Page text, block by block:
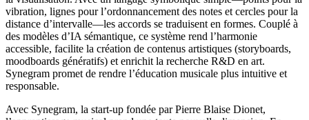
vibration, lignes pour l’ordonnancement des notes et cercles pour la
distance d’intervalle—les accords se traduisent en formes. Couplé à
des modèles d’IA sémantique, ce système rend l’harmonie
accessible, facilite la création de contenus artistiques (storyboards,
moodboards génératifs) et enrichit la recherche R&D en art.
Synegram promet de rendre l’éducation musicale plus intuitive et
responsable.
Avec Synegram, la start-up fondée par Pierre Blaise Dionet,